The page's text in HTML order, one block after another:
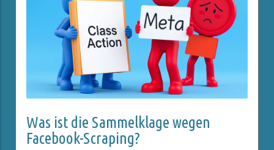
Was ist die Sammelklage wegen
Facebook-Scraping?